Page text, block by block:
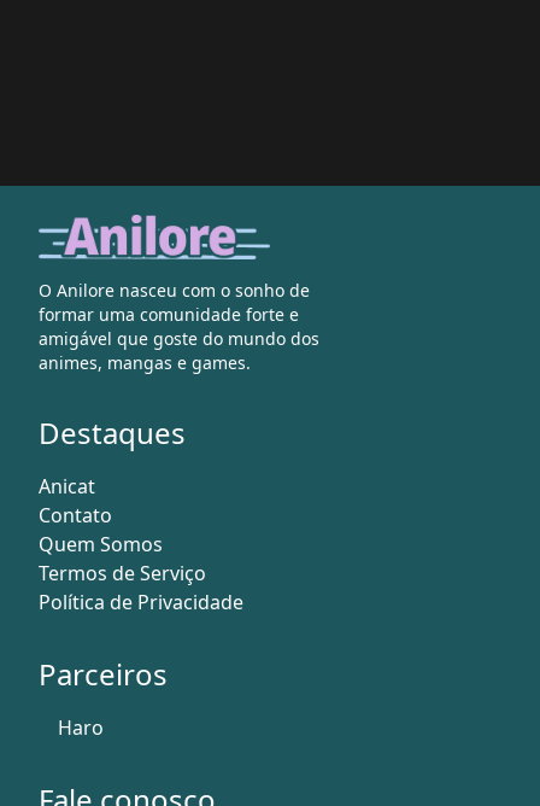
O Anilore nasceu com o sonho de
formar uma comunidade forte e
amigável que goste do mundo dos
animes, mangas e games.
Destaques
Anicat
Contato
Quem Somos
Termos de Serviço
Política de Privacidade
Parceiros
Haro